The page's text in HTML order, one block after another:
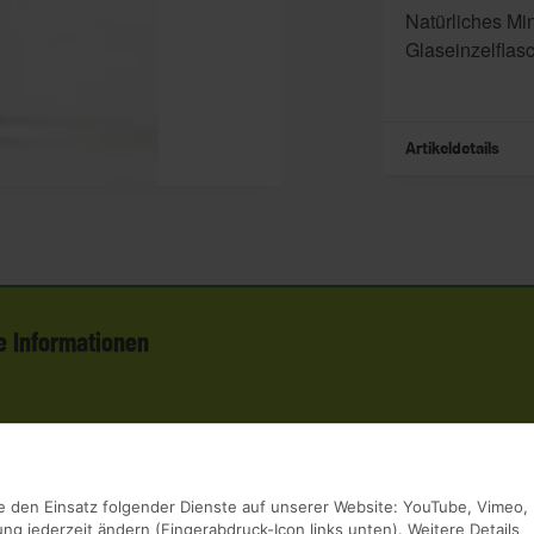
Natürliches
Artikeldetails
Informationen
den Einsatz folgender Dienste auf unserer Website: YouTube, Vimeo,
jederzeit ändern (Fingerabdruck-Icon links unten). Weitere Details